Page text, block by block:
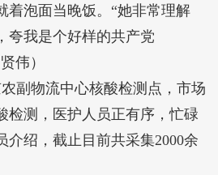
着泡面当晚饭。“她非常理解
夸我是个好样的共产党
伟）
副物流中心核酸检测点，市场
检测，医护人员正有序，忙碌
介绍，截止目前共采集2000余